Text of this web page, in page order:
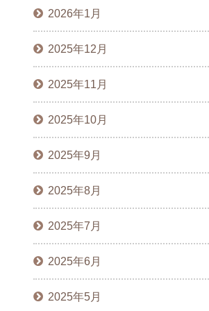
2026年1月
2025年12月
2025年11月
2025年10月
2025年9月
2025年8月
2025年7月
2025年6月
2025年5月